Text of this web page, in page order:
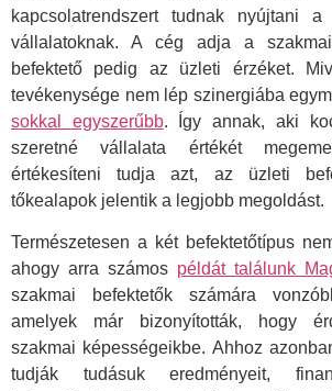
kapcsolatrendszert tudnak nyújtani
vállalatoknak. A cég adja a
befektető pedig az üzleti érzéket.
tevékenysége nem lép szinergiába
sokkal egyszerűbb. Így annak, aki
szeretné vállalata értékét
értékesíteni tudja azt, az üzleti
tőkealapok jelentik a legjobb megoldást.
Természetesen a két befektetőtípus
ahogy arra számos példát találunk
szakmai befektetők számára
amelyek már bizonyították, hogy
szakmai képességeikbe. Ahhoz
tudják tudásuk eredményeit,